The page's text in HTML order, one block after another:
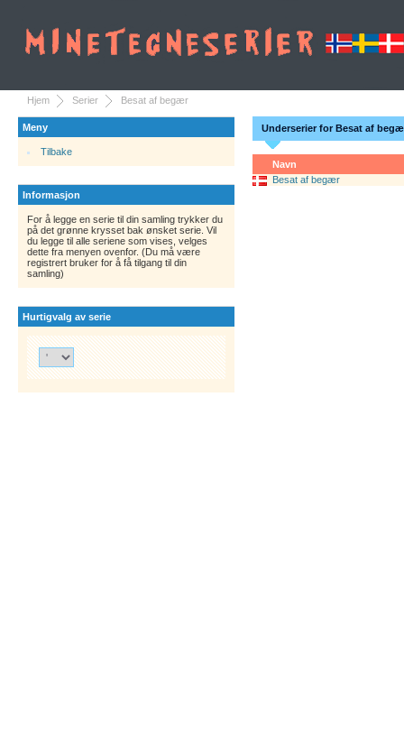
Hjem Serier Besat af begær
Meny
Tilbake
Informasjon
For å legge en serie til din samling trykker du
på det grønne krysset bak ønsket serie. Vil
du legge til alle seriene som vises, velges
dette fra menyen ovenfor. (Du må være
registrert bruker for å få tilgang til din
samling)
Hurtigvalg av serie
Underserier for Besat af
Navn
Besat af begær